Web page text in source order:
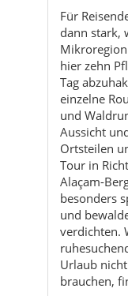
Für
dann stark,
hier zehn
Tag
einzelne
und
Aussicht
Ortsteilen
Tour in
Alaçam-
besonders
und
verdichten.
Urlaub
brauchen,